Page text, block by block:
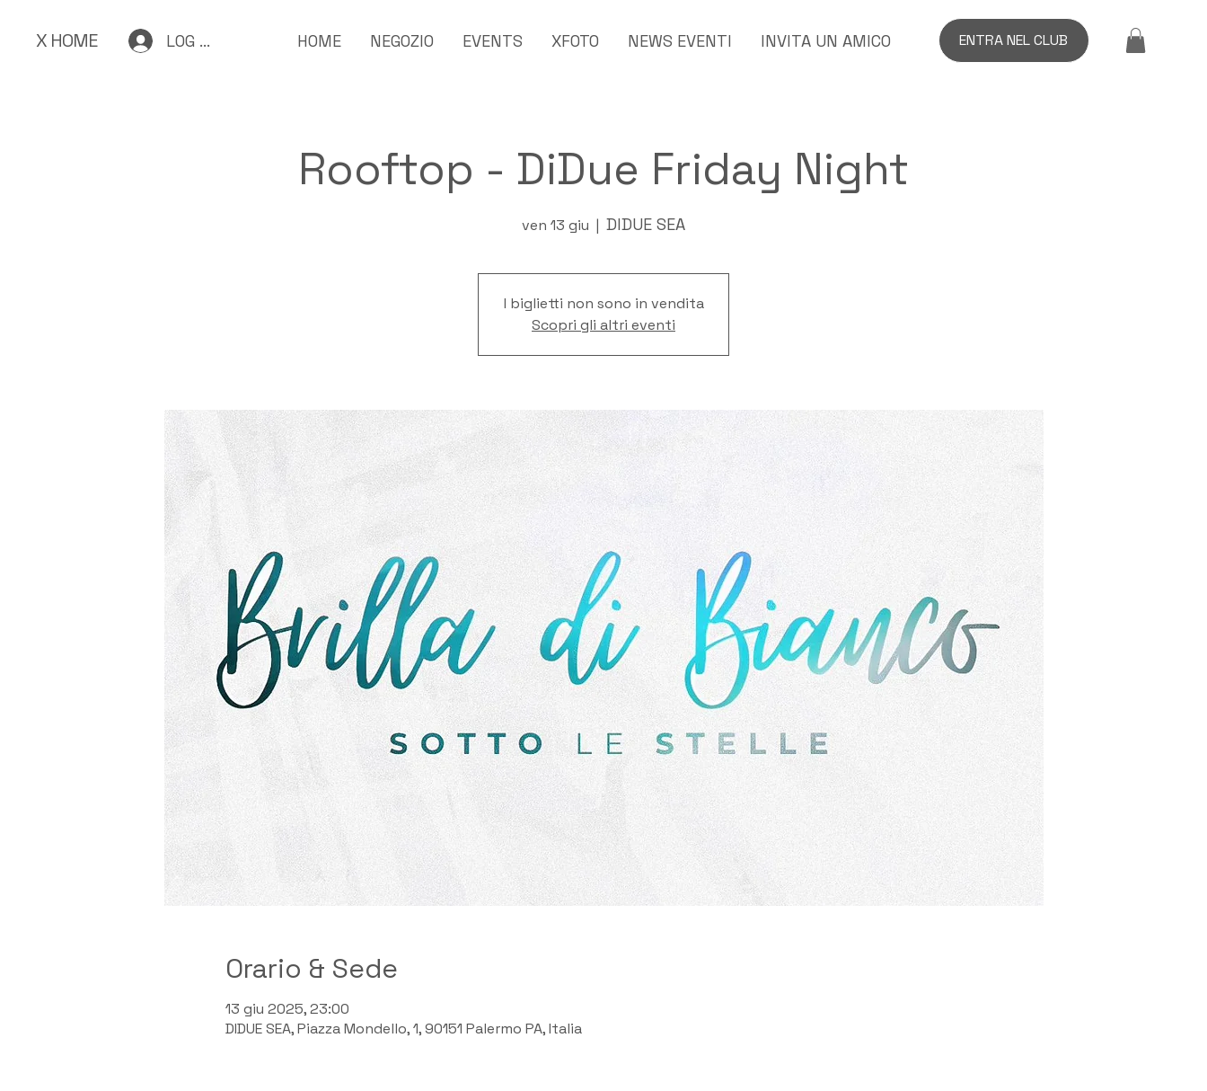
X HOME LOG IN HOME NEGOZIO EVENTS XFOTO NEWS EVENTI INVITA UN AMICO ENTRA NEL CLUB
Rooftop - DiDue Friday Night
ven 13 giu
  |
DIDUE SEA
I biglietti non sono in vendita
Scopri gli altri eventi
Orario & Sede
13 giu 2025, 23:00
DIDUE SEA, Piazza Mondello, 1, 90151 Palermo PA, Italia